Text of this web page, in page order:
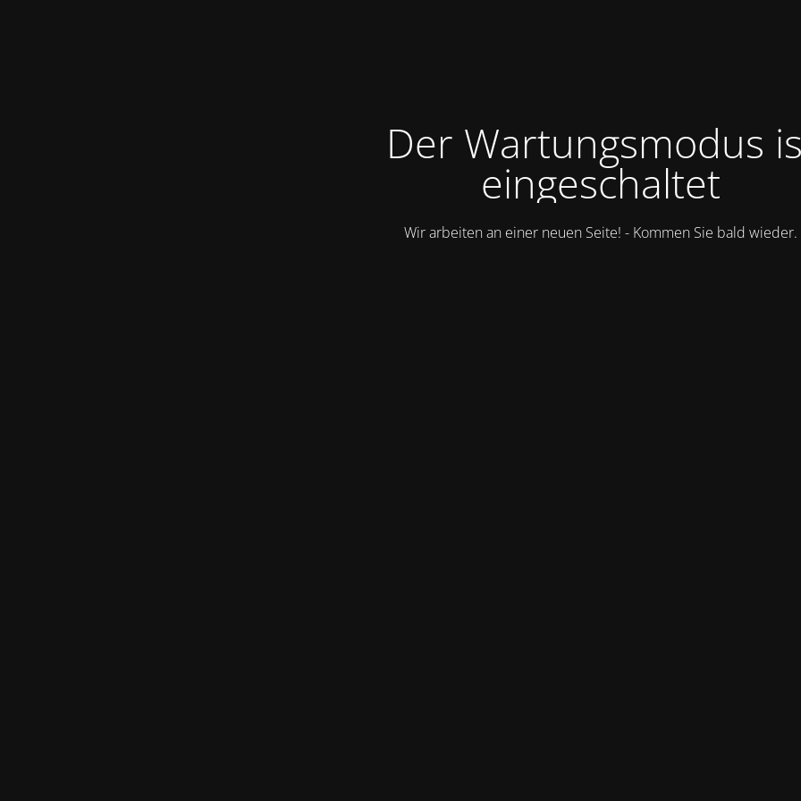
Der Wartungsmodus
eingeschaltet
Wir arbeiten an einer neuen Seite! - Kommen Sie bald wieder.